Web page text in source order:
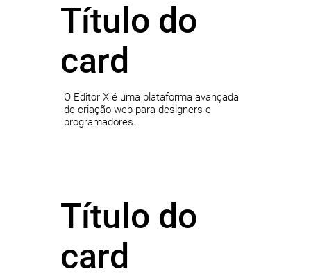
O Editor X é uma plataforma avançada
de criação web para designers e
programadores.
Título do
card
Título do
card